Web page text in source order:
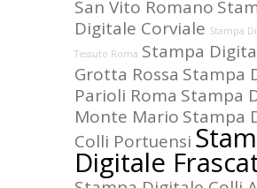
San Vito Romano
Digitale Corviale Stampa
Tessuto Roma Stampa
Grotta Rossa Stampa
Parioli Roma Stampa
Monte Mario Stampa
Colli Portuensi
Digitale